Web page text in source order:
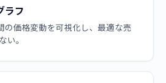
ラフ
の価格変動を可視化し、最適な売
い。